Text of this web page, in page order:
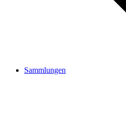
Sammlungen